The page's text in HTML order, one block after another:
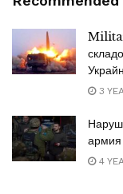
3
армия
4